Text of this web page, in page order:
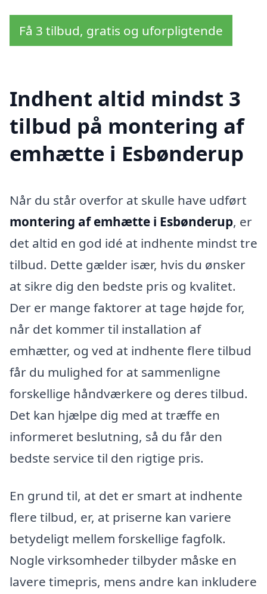
Få 3 tilbud, gratis og uforpligtende
Indhent altid mindst 3
tilbud på montering af
emhætte i Esbønderup
Når du står overfor at skulle have udført
montering af emhætte i Esbønderup, er
det altid en god idé at indhente mindst tre
tilbud. Dette gælder især, hvis du ønsker
at sikre dig den bedste pris og kvalitet.
Der er mange faktorer at tage højde for,
når det kommer til installation af
emhætter, og ved at indhente flere tilbud
får du mulighed for at sammenligne
forskellige håndværkere og deres tilbud.
Det kan hjælpe dig med at træffe en
informeret beslutning, så du får den
bedste service til den rigtige pris.
En grund til, at det er smart at indhente
flere tilbud, er, at priserne kan variere
betydeligt mellem forskellige fagfolk.
Nogle virksomheder tilbyder måske en
lavere timepris, mens andre kan inkludere